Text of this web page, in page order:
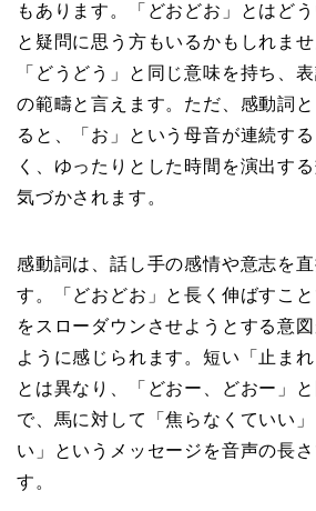
もあります。「どおどお」とはど
と疑問に思う方もいるかもしれま
「どうどう」と同じ意味を持ち、
の範疇と言えます。ただ、感動詞
ると、「お」という母音が連続す
く、ゆったりとした時間を演出す
気づかされます。
感動詞は、話し手の感情や意志を
す。「どおどお」と長く伸ばすこ
をスローダウンさせようとする意
ように感じられます。短い「止ま
とは異なり、「どおー、どおー」
で、馬に対して「焦らなくていい
い」というメッセージを音声の長
す。